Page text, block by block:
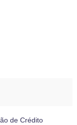
de Crédito